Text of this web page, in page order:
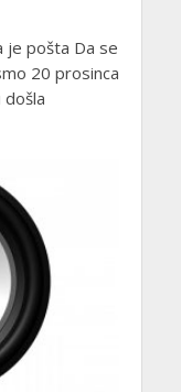
je pošta Da se
20 prosinca
došla